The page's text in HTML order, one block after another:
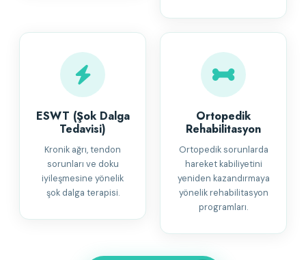
ESWT (Şok Dalga
Tedavisi)
Kronik ağrı, tendon
sorunları ve doku
iyileşmesine yönelik
şok dalga terapisi.
Ortopedik
Rehabilitasyon
Ortopedik sorunlarda
hareket kabiliyetini
yeniden kazandırmaya
yönelik rehabilitasyon
programları.